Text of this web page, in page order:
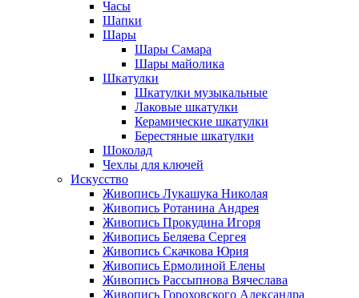
Часы
Шапки
Шары
Шары Самара
Шары майолика
Шкатулки
Шкатулки музыкальные
Лаковые шкатулки
Керамические шкатулки
Берестяные шкатулки
Шоколад
Чехлы для ключей
Искусство
Живопись Лукашука Николая
Живопись Ротанина Андрея
Живопись Прокудина Игоря
Живопись Беляева Сергея
Живопись Скачкова Юрия
Живопись Ермолиной Елены
Живопись Рассыпнова Вячеслава
Живопись Гороховского Александра